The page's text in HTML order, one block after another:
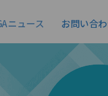
ニュース お問い合